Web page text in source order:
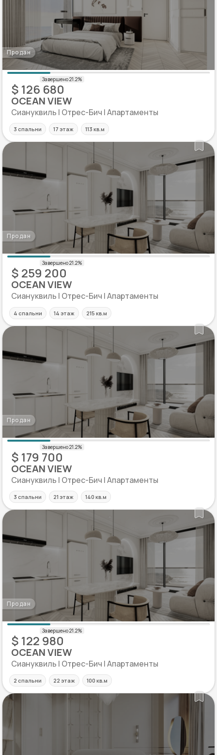
Продан
$ 126 680
OCEAN VIEW
Сиануквиль | Отрес-Бич | Апартаменты
3 спальни 17 этаж 113 кв.м
Продан
$ 259 200
OCEAN VIEW
Сиануквиль | Отрес-Бич | Апартаменты
4 спальни 14 этаж 215 кв.м
Продан
$ 179 700
OCEAN VIEW
Сиануквиль | Отрес-Бич | Апартаменты
3 спальни 21 этаж 140 кв.м
Продан
$ 122 980
OCEAN VIEW
Сиануквиль | Отрес-Бич | Апартаменты
2 спальни 22 этаж 100 кв.м